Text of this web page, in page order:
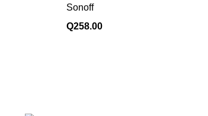
Sonoff
Q258.00